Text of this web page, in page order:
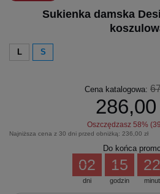
Sukienka damska
L S
Cena katalogowa:
286,00
Oszczędzasz 58% (
Najniższa cena z 30 dni przed obniżką: 236,00 zł
Do końca
dni
02
godzin
15
minut
22